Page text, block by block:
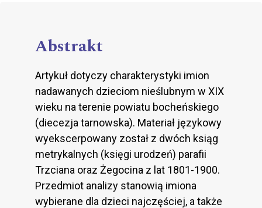
Abstrakt
Artykuł dotyczy charakterystyki imion
nadawanych dzieciom nieślubnym w XIX
wieku na terenie powiatu bocheńskiego
(diecezja tarnowska). Materiał językowy
wyekscerpowany został z dwóch ksiąg
metrykalnych (księgi urodzeń) parafii
Trzciana oraz Żegocina z lat 1801-1900.
Przedmiot analizy stanowią imiona
wybierane dla dzieci najczęściej, a także